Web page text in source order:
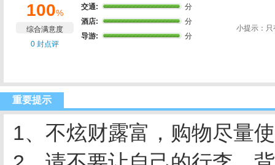
100%
综合满意度
0 封点评
交通:
分
酒店:
分
导游:
分
小提示：
重要提示
1、不炫财露富，购物尽量